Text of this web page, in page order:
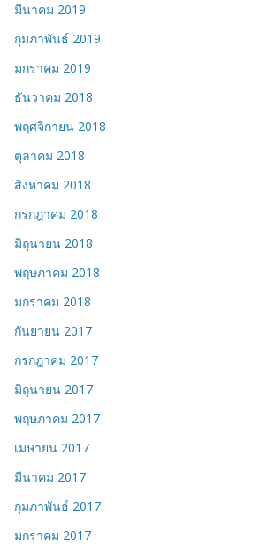
มีนาคม 2019
กุมภาพันธ์ 2019
มกราคม 2019
ธันวาคม 2018
พฤศจิกายน 2018
ตุลาคม 2018
สิงหาคม 2018
กรกฎาคม 2018
มิถุนายน 2018
พฤษภาคม 2018
มกราคม 2018
กันยายน 2017
กรกฎาคม 2017
มิถุนายน 2017
พฤษภาคม 2017
เมษายน 2017
มีนาคม 2017
กุมภาพันธ์ 2017
มกราคม 2017